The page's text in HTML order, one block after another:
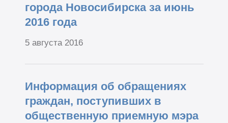
города Новосибирска за июнь
2016 года
5 августа 2016
Информация об обращениях
граждан, поступивших в
общественную приемную мэра